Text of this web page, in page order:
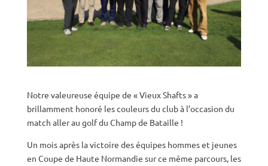
Notre valeureuse équipe de « Vieux Shafts » a
brillamment honoré les couleurs du club à l’occasion du
match aller au golf du Champ de Bataille !
Un mois après la victoire des équipes hommes et jeunes
en Coupe de Haute Normandie sur ce même parcours, les